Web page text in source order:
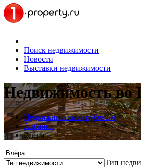
Поиск недвижимости
Новости
Выставки недвижимости
Недвижимостьво
Недвижимость за рубежом
Албания
Влёра
Тип